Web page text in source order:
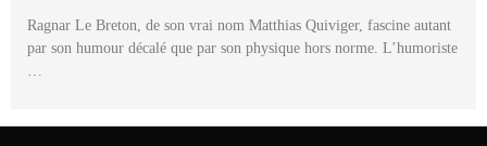
Ragnar Le Breton, de son vrai nom Matthias Quiviger, fascine autant
par son humour décalé que par son physique hors norme. L’humoriste